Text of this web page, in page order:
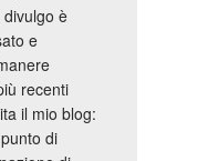
è
e
recenti
il mio blog:
di